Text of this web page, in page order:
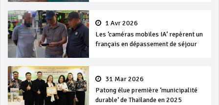
1 Avr 2026
Les ‘caméras mobiles IA’ repèrent un
français en dépassement de séjour
31 Mar 2026
Patong élue première ‘municipalité
durable’ de Thaïlande en 2025